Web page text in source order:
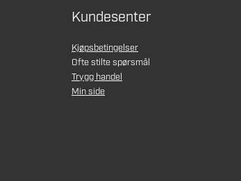
Kundesenter
Kjøpsbetingelser
Ofte stilte spørsmål
Trygg handel
Min side